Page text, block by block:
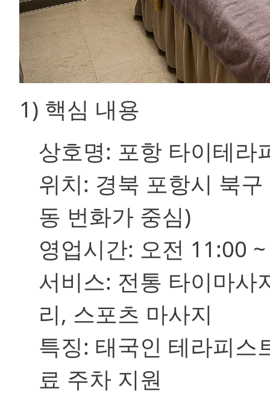
1) 핵심 내용
상호명: 포항 타이테라
위치: 경북 포항시 북
동 번화가 중심)
영업시간: 오전 11:00
서비스: 전통 타이마사
리, 스포츠 마사지
특징: 태국인 테라피스
료 주차 지원